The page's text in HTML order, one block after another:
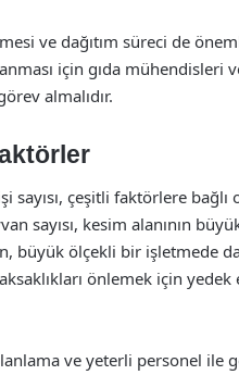
ve dağıtım süreci de
için gıda mühendisleri
almalıdır.
sayısı, çeşitli faktörlere
sayısı, kesim alanının
büyük ölçekli bir işletmede
önlemek için
ve yeterli personel ile